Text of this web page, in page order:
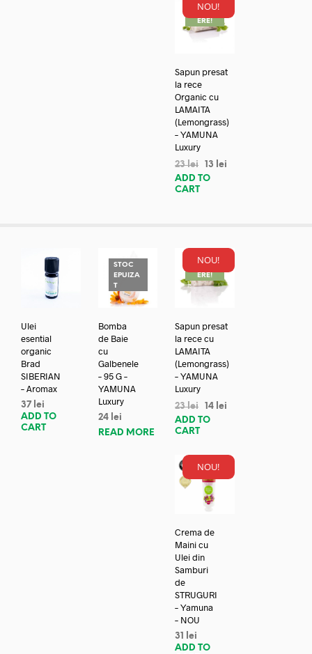
NOU!
REDUC
ERE!
Sapun presat
la rece
Organic cu
LAMAITA
(Lemongrass)
– YAMUNA
Luxury
23lei 13
lei
ADD TO
CART
Ulei
esential
organic
Brad
SIBERIAN
– Aromax
37 lei
ADD TO
CART
STOC
EPUIZA
T
Bomba
de Baie
cu
Galbenele
– 95 G –
YAMUNA
Luxury
24 lei
READ MORE
NOU!
REDUC
ERE!
Sapun presat
la rece cu
LAMAITA
(Lemongrass)
– YAMUNA
Luxury
23lei 14 lei
ADD TO
CART
NOU!
Crema de
Maini cu
Ulei din
Samburi
de
STRUGURI
– Yamuna
– NOU
31
lei
ADD TO